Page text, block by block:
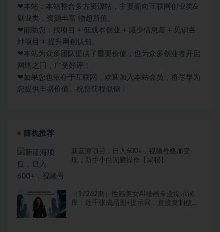
❤本站：本站整合多方资源站，主要面向互联网创业类&
副业类，资源丰富 物超所值。
❤能助您：找项目 + 低成本创业 + 减少信息差 + 见识各
种项目 + 提升网创认知。
❤本站为众多团队提供了重要价值，也为众多创业者开启
网络之门，广受好评！
❤如果您也依存于互联网，欢迎加入本站会员，将尽早为
您提供丰盛价值。祝您前程似锦！
随机推荐
新蓝海项目，日入600+，视频号叠加变
现，新手小白无脑操作【揭秘】
（17262期）性感美女AI绘画专业提示词
库：近千张成品图+提示词，直接复制使